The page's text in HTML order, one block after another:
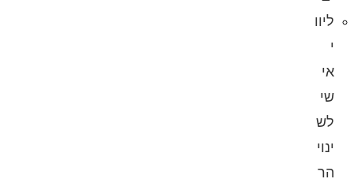
ליוו
י
אי
שי
לש
ינוי
הר